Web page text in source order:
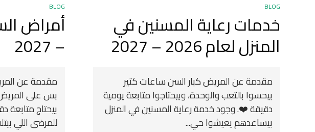
BLOG
خدمات رعاية المسنين في
المنزل لعام 2026 – 2027
مقدمة عن المريض كبار السن ساعات كتير
بيحسوا بالتعب والوحدة، وبيحتاجوا متابعة يومية
دقيقة ❤️. وجود خدمة رعاية المسنين في المنزل
بيساعدهم يعيشوا حي...
BLOG
– 2027
مقدمة عن
بس على
بيحتاج
للمرضى اللي